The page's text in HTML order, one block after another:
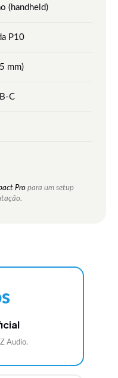
(handheld)
P10
mm)
C
Pro para um setup
Audio.